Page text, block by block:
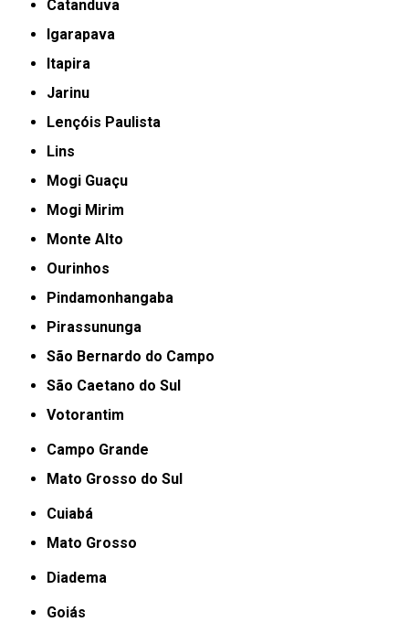
Catanduva
Igarapava
Itapira
Jarinu
Lençóis Paulista
Lins
Mogi Guaçu
Mogi Mirim
Monte Alto
Ourinhos
Pindamonhangaba
Pirassununga
São Bernardo do Campo
São Caetano do Sul
Votorantim
Campo Grande
Mato Grosso do Sul
Cuiabá
Mato Grosso
Diadema
Goiás